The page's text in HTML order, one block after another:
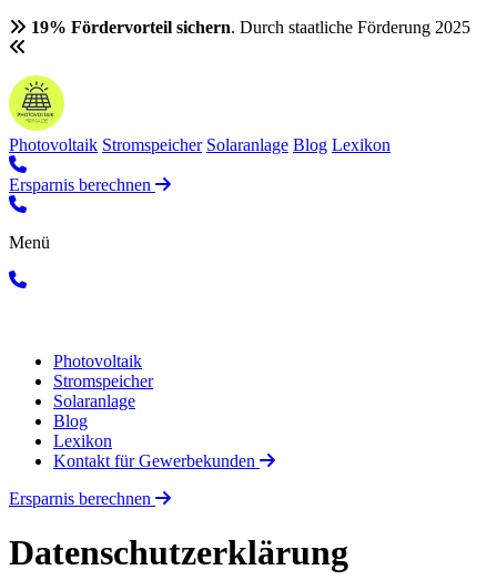
19% Fördervorteil sichern. Durch staatliche Förderung 2025
Photovoltaik Stromspeicher Solaranlage Blog Lexikon
Ersparnis berechnen
Menü
Photovoltaik
Stromspeicher
Solaranlage
Blog
Lexikon
Kontakt für Gewerbekunden
Ersparnis berechnen
Datenschutzerklärung